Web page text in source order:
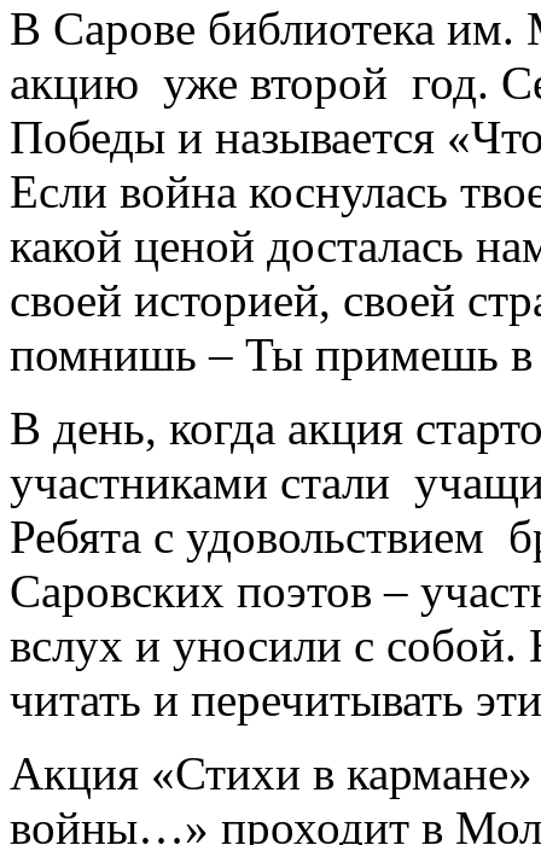
В Сарове библиотека им.
акцию уже второй год.
Победы и называется
Если война коснулась
какой ценой досталась
своей историей, своей
помнишь – Ты примешь в
В день, когда акция
участниками стали
Ребята с удовольствием
Саровских поэтов –
вслух и уносили с
читать и перечитывать
Акция «Стихи в
войны…» проходит в